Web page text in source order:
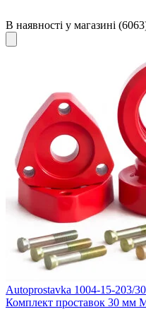
В наявності у магазині
Autoprostavka 1004-15-203/30
Комплект проставок 30 мм